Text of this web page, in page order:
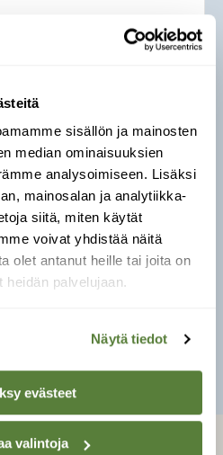
sisällön ja mainosten
median ominaisuuksien
analysoimiseen. Lisäksi
mainosalan ja analytiikka-
siitä, miten käytät
voivat yhdistää näitä
olet antanut heille tai joita on
palvelujaan.
Näytä tiedot
evästeet
valintoja
vaatimaton
ja liejupohjaisissa
/ Vastavalo